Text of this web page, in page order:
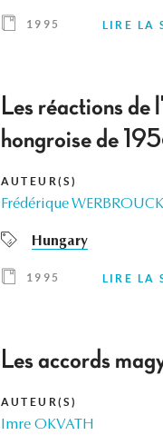
1995 LIRE LA
Les réactions de
hongroise de
AUTEUR(S)
Frédérique WERBROUCK
Hungary
1995 LIRE LA
Les accords
AUTEUR(S)
Imre OKVATH